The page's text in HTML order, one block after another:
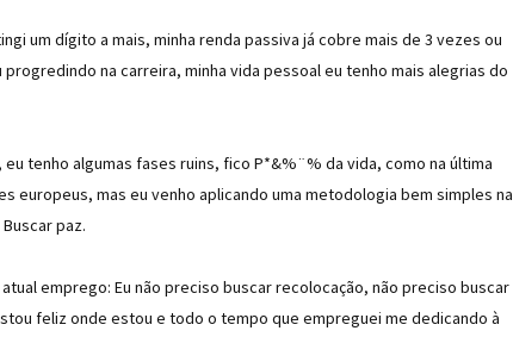
um dígito a mais, minha renda passiva já cobre mais de 3 vezes ou
na carreira, minha vida pessoal eu tenho mais alegrias do
tenho algumas fases ruins, fico P*&%¨% da vida, como na última
europeus, mas eu venho aplicando uma metodologia bem simples na
paz.
emprego: Eu não preciso buscar recolocação, não preciso buscar
feliz onde estou e todo o tempo que empreguei me dedicando à